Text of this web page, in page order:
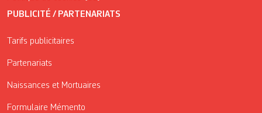
PUBLICITÉ / PARTENARIATS
Tarifs publicitaires
Partenariats
Naissances et Mortuaires
Formulaire Mémento